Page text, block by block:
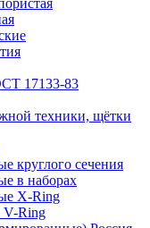
17133-83
техники, щётки
круглого сечения
в наборах
Х-Ring
V-Ring